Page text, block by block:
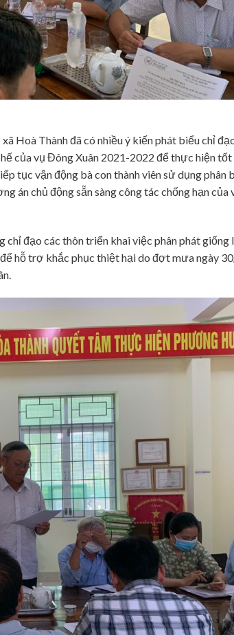
Hoà Thành đã có nhiều ý kiến phát biểu chỉ
của vụ Đông Xuân 2021-2022 để thực hiện tốt
tục vận động bà con thành viên sử dụng phân
án chủ động sẵn sàng công tác chống hạn của
đạo các thôn triển khai việc phân phát giống
hỗ trợ khắc phục thiệt hại do đợt mưa ngày